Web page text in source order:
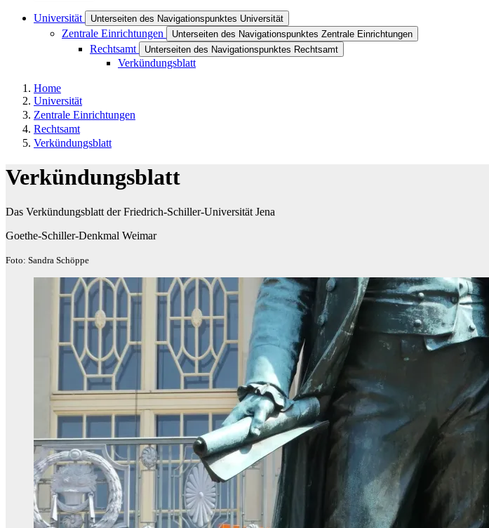
Universität Unterseiten des Navigationspunktes Universität
Zentrale Einrichtungen Unterseiten des Navigationspunktes Zentrale Einrichtungen
Rechtsamt Unterseiten des Navigationspunktes Rechtsamt
Verkündungsblatt
Home
Universität
Zentrale Einrichtungen
Rechtsamt
Verkündungsblatt
Verkündungsblatt
Das Verkündungsblatt der Friedrich-Schiller-Universität Jena
Goethe-Schiller-Denkmal Weimar
Foto: Sandra Schöppe